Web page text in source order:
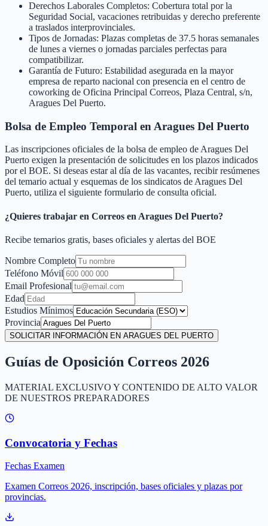
Derechos Laborales Completos: Cobertura total por la
Seguridad Social, vacaciones retribuidas y derecho preferente
a traslados interprovinciales.
Tipos de Jornadas: Plazas completas de 37.5 horas semanales
de lunes a viernes o jornadas parciales perfectas para
compatibilizar.
Garantía de Futuro: Estabilidad asegurada en la mayor
empresa de reparto nacional con presencia en el centro de
coworking de Oficina Principal Correos, Plaza Central, s/n,
Aragues Del Puerto.
Bolsa de Empleo Temporal en Aragues Del Puerto
Las inscripciones oficiales de la bolsa de empleo deAragues Del
Puerto exigen la presentación de solicitudes en los plazos indicados
por el BOE. Si deseas estar al día de las vacantes, recibir resúmenes
del temario actual y esquemas de los sindicatos deAragues Del
Puerto, utiliza el siguiente formulario de consulta oficial.
¿Quieres trabajar en Correos en Aragues Del Puerto?
Recibe temarios gratis, bases oficiales y alertas del BOE
Nombre Completo
Teléfono Móvil
Email Profesional
Edad
Estudios Mínimos
Provincia
SOLICITAR INFORMACIÓN EN ARAGUES DEL PUERTO
Guías de Oposición Correos 2026
MATERIAL EXCLUSIVO Y CONTENIDO DE ALTO VALOR
DE NUESTROS PREPARADORES
Convocatoria y Fechas
Fechas Examen
Examen Correos 2026, inscripción, bases oficiales y plazas por
provincias.